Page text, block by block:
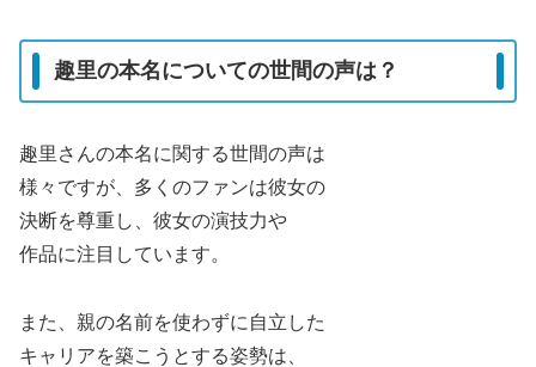
趣里の本名についての世間の声は？
趣里さんの本名に関する世間の声は
様々ですが、多くのファンは彼女の
決断を尊重し、彼女の演技力や
作品に注目しています。
また、親の名前を使わずに自立した
キャリアを築こうとする姿勢は、